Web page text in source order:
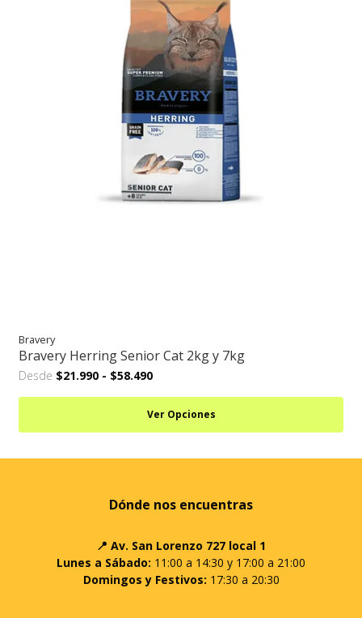
Bravery
Bravery Herring Senior Cat 2kg y 7kg
Desde $21.990 - $58.490
Ver Opciones
Dónde nos encuentras
📍 Av. San Lorenzo 727 local 1
Lunes a Sábado: 11:00 a 14:30 y 17:00 a 21:00
Domingos y Festivos: 17:30 a 20:30